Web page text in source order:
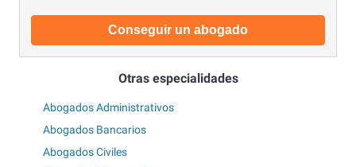
Conseguir un abogado
Otras especialidades
Abogados Administrativos
Abogados Bancarios
Abogados Civiles